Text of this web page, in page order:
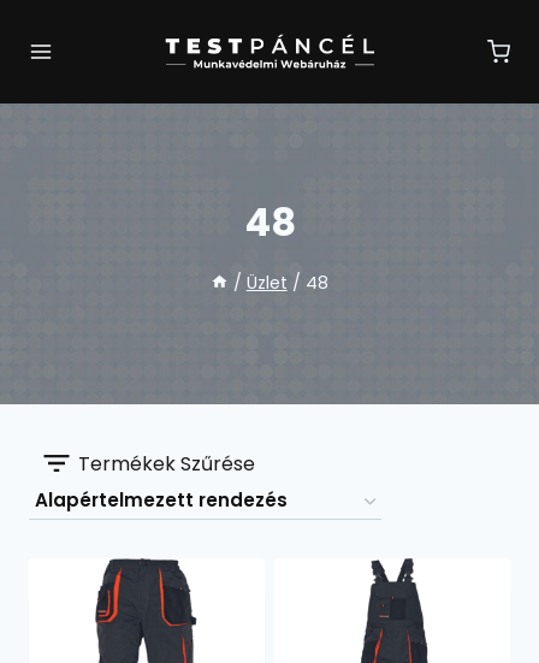
48
/ Üzlet / 48
Termékek Szűrése